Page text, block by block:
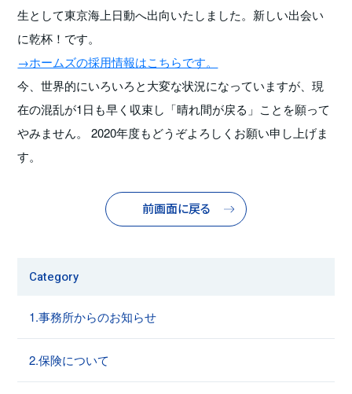
生として東京海上日動へ出向いたしました。新しい出会い
に乾杯！です。
→ホームズの採用情報はこちらです。
今、世界的にいろいろと大変な状況になっていますが、現
在の混乱が1日も早く収束し「晴れ間が戻る」ことを願って
やみません。 2020年度もどうぞよろしくお願い申し上げま
す。
前画面に戻る
Category
1.事務所からのお知らせ
2.保険について